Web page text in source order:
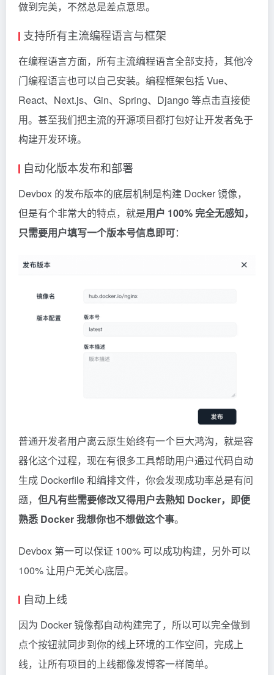
做到完美，不然总是差点意思。
支持所有主流编程语言与框架
在编程语言方面，所有主流编程语言全部支持，其他冷
门编程语言也可以自己安装。编程框架包括 Vue、
React、Next.js、Gin、Spring、Django 等点击直接使
用。甚至我们把主流的开源项目都打包好让开发者免于
构建开发环境。
自动化版本发布和部署
Devbox 的发布版本的底层机制是构建 Docker 镜像，
但是有个非常大的特点，就是用户 100% 完全无感知，
只需要用户填写一个版本号信息即可：
普通开发者用户离云原生始终有一个巨大鸿沟，就是容
器化这个过程，现在有很多工具帮助用户通过代码自动
生成 Dockerfile 和编排文件，你会发现成功率总是有问
题， 但凡有些需要修改又得用户去熟知 Docker，即便
熟悉 Docker 我想你也不想做这个事。
Devbox 第一可以保证 100% 可以成功构建，另外可以
100% 让用户无关心底层。
自动上线
因为 Docker 镜像都自动构建完了，所以可以完全做到
点个按钮就同步到你的线上环境的工作空间，完成上
线，让所有项目的上线都像发博客一样简单。